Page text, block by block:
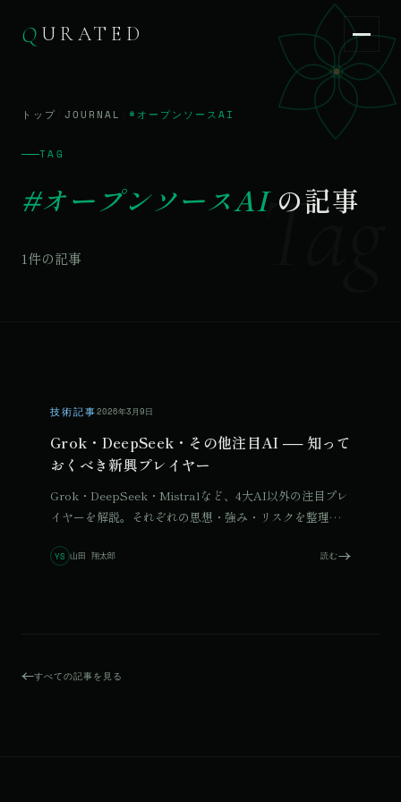
Q URATED
QURATED EN
トップ JOURNAL #オープンソースAI
TAG
Tag
#オープンソースAIの記事
1件の記事
技術記事2026年3月9日
Grok・DeepSeek・その他注目AI ── 知って
おくべき新興プレイヤー
Grok・DeepSeek・Mistralなど、4大AI以外の注目プレ
イヤーを解説。それぞれの思想・強み・リスクを整理
YS 山田 翔太郎 読む
すべての記事を見る